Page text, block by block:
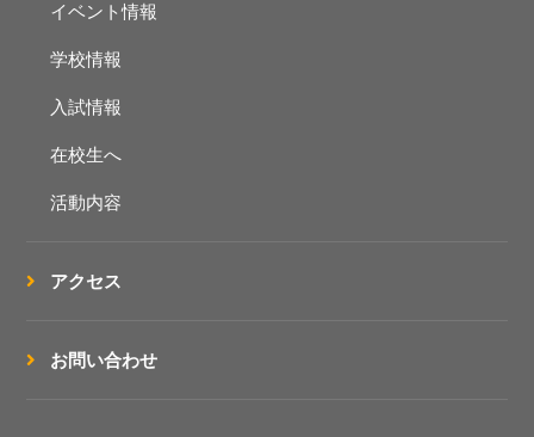
イベント情報
学校情報
入試情報
在校生へ
活動内容
アクセス
お問い合わせ